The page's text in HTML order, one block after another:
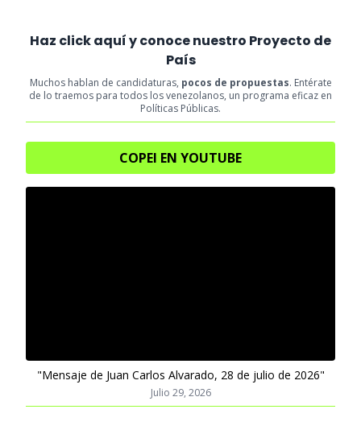
Haz click aquí y conoce nuestro Proyecto de
País
Muchos hablan de candidaturas, pocos de propuestas. Entérate
de lo traemos para todos los venezolanos, un programa eficaz en
Políticas Públicas.
COPEI EN YOUTUBE
"Mensaje de Juan Carlos Alvarado, 28 de julio de 2026"
Julio 29, 2026